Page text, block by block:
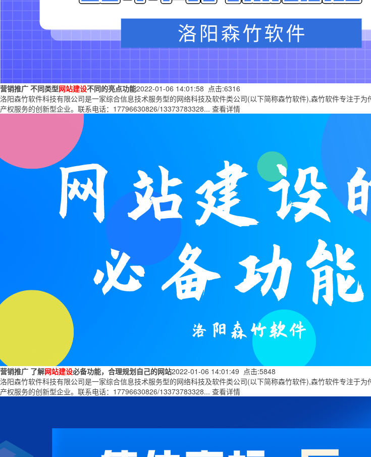
营销推广 不同类型网站建设不同的亮点功能2022-01-06 14:01:58 点击:6316
洛阳森竹软件科技有限公司是一家综合信息技术服务型的网络科技及软件类公司(以下简称森竹软件),森竹软件专注于
产权服务的创新型企业。联系电话：17796630826/13373783328... 查看详情
营销推广 了解网站建设必备功能，合理规划自己的网站2022-01-06 14:01:49 点击:5848
洛阳森竹软件科技有限公司是一家综合信息技术服务型的网络科技及软件类公司(以下简称森竹软件),森竹软件专注于
产权服务的创新型企业。联系电话：17796630826/13373783328... 查看详情